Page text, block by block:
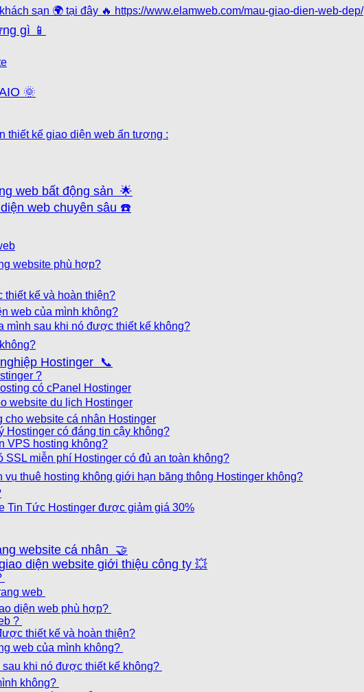
sạn 🌍 tại đây 🔥 https://www.elamweb.com/mau-giao-dien-web-dep/
gì 📱
🌞
thiết kế giao diện web ấn tượng :
web bất động sản 🌟
web chuyên sâu ☎️
website phù hợp?
thiết kế và hoàn thiện?
web của mình không?
mình sau khi nó được thiết kế không?
Hostinger 📞
?
có cPanel Hostinger
website du lịch Hostinger
cho website cá nhân Hostinger
Hostinger có đáng tin cậy không?
VPS hosting không?
miễn phí Hostinger có đủ an toàn không?
thuê hosting không giới hạn băng thông Hostinger không?
Tin Tức Hostinger được giảm giá 30%
website cá nhân 🤝
diện website giới thiệu công ty 💥
web
diện web phù hợp?
?
thiết kế và hoàn thiện?
web của mình không?
sau khi nó được thiết kế không?
không?